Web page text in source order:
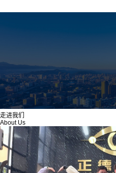
走进我们
About Us